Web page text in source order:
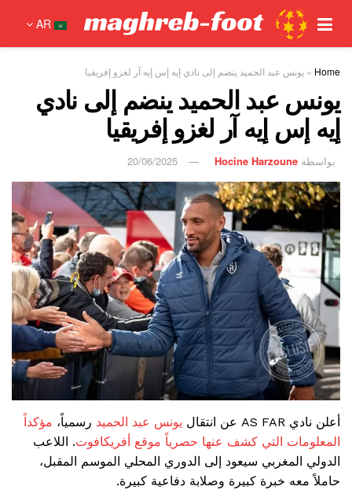
AR
Home
» يونس عبد الحميد ينضم إلى نادي إيه إس إيه آر لغزو إفريقيا
يونس عبد الحميد ينضم إلى نادي
إيه إس إيه آر لغزو إفريقيا
بواسطة Hocine Harzoune
20/06/2025
أعلن نادي AS FAR عن انتقال يونس عبد الحميد رسمياً، مؤكداً
المعلومات التي كشف عنها حصرياً موقع أفريكافوت. اللاعب
الدولي المغربي سيعود إلى الدوري المحلي الموسم المقبل،
حاملاً معه خبرة كبيرة وصلابة دفاعية كبيرة.